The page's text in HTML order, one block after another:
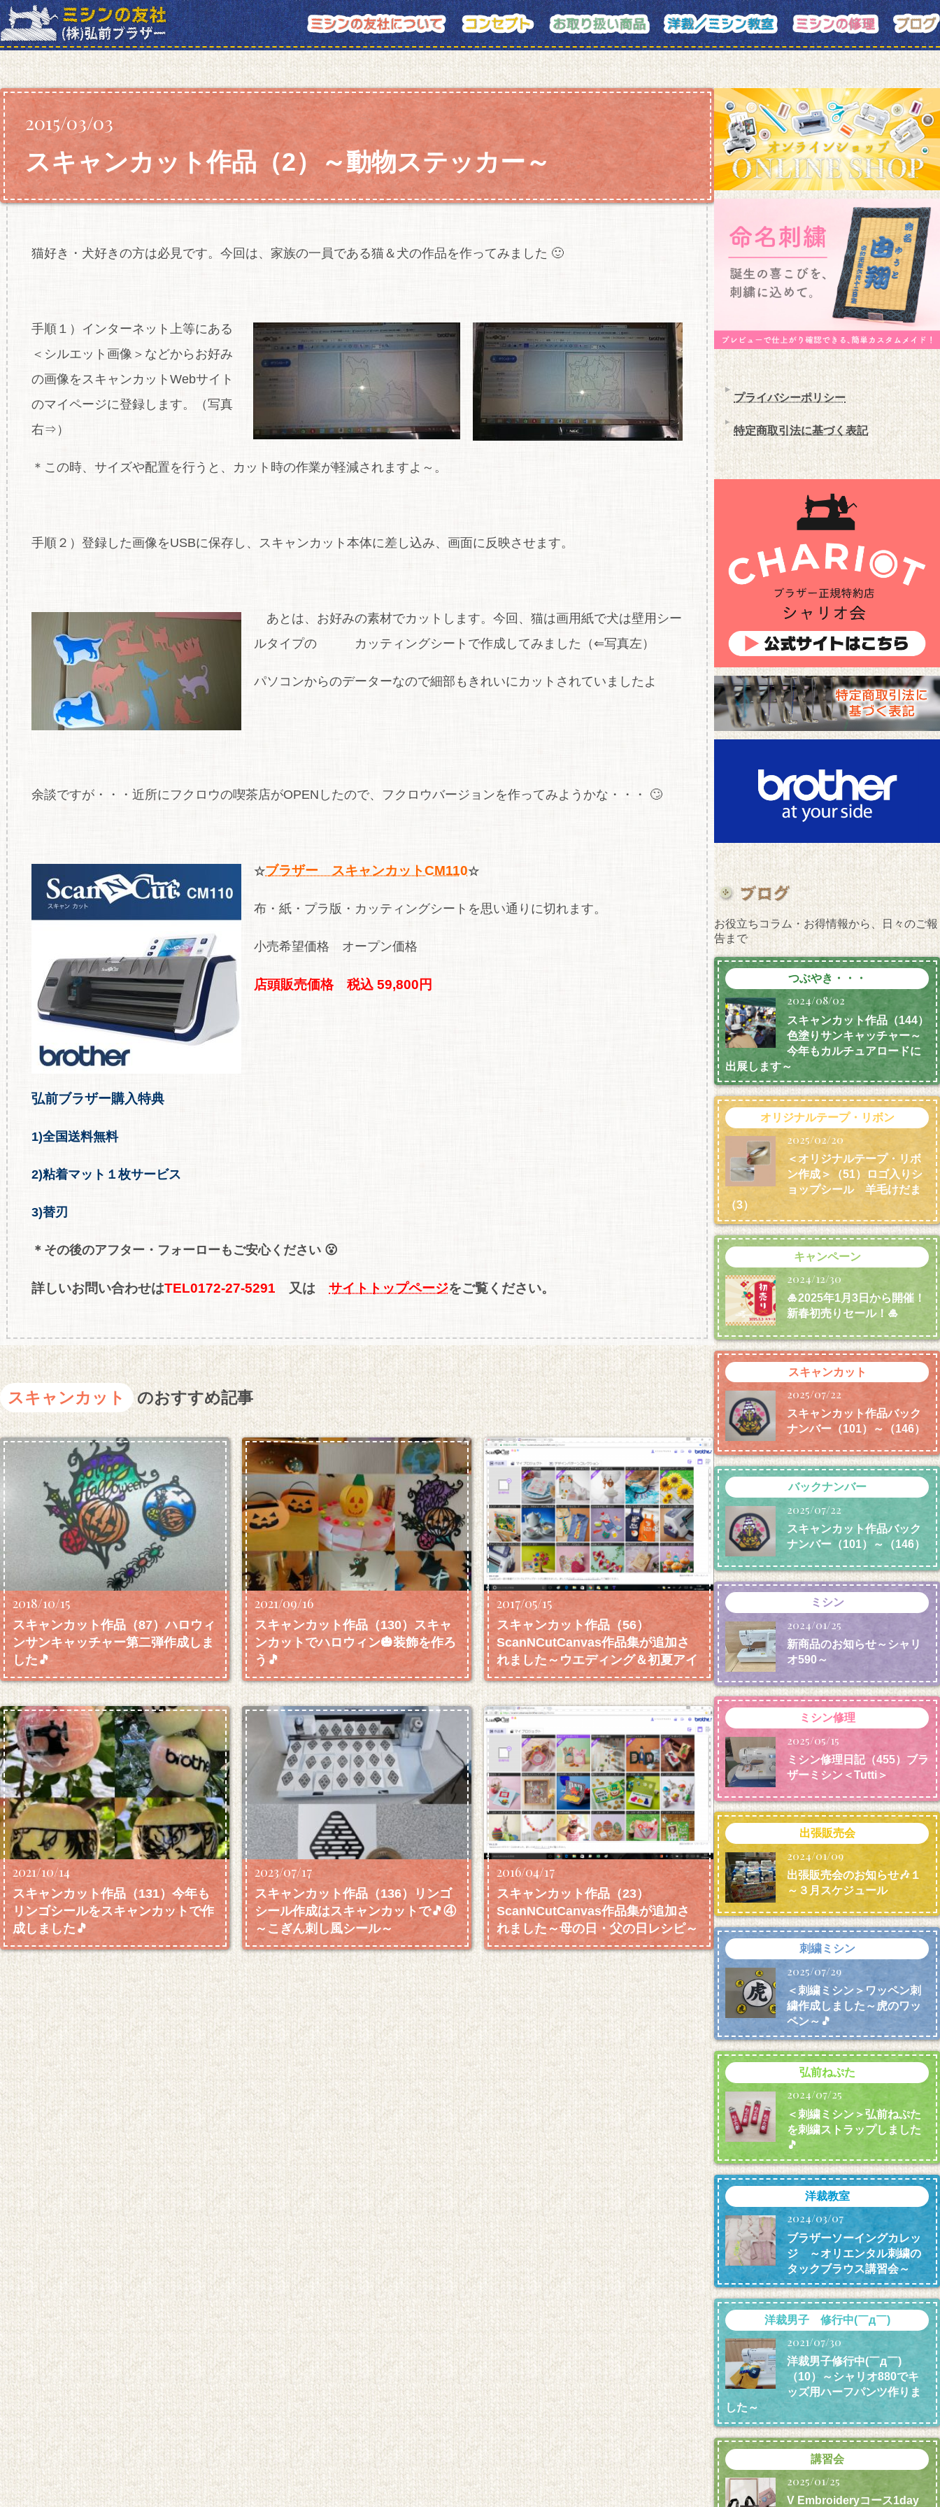
スキャンカット
2015/03/03
スキャンカット作品（2）～動物ステッカー～
猫好き・犬好きの方は必見です。今回は、家族の一員である猫＆犬の作品を作ってみました 🙂
手順１）インターネット上等にある
＜シルエット画像＞などからお好み
の画像をスキャンカットWebサイト
のマイページに登録します。（写真
右⇒）
＊この時、サイズや配置を行うと、カット時の作業が軽減されますよ～。
手順２）登録した画像をUSBに保存し、スキャンカット本体に差し込み、画面に反映させます。
あとは、お好みの素材でカットします。今回、猫は画用紙で犬は壁用シー
ルタイプの カッティングシートで作成してみました（⇐写真左）
パソコンからのデーターなので細部もきれいにカットされていましたよ
余談ですが・・・近所にフクロウの喫茶店がOPENしたので、フクロウバージョンを作ってみようかな・・・ 🙄
☆ブラザー スキャンカットCM110☆
布・紙・プラ版・カッティングシートを思い通りに切れます。
小売希望価格 オープン価格
店頭販売価格 税込 59,800円
弘前ブラザー購入特典
1)全国送料無料
2)粘着マット１枚サービス
3)替刃
＊その後のアフター・フォーローもご安心ください 😮
詳しいお問い合わせはTEL0172-27-5291 又は サイトトップページをご覧ください。
スキャンカット のおすすめ記事
2018/10/15
スキャンカット作品（87）ハロウィ
ンサンキャッチャー第二弾作成しま
した🎵
2021/09/16
スキャンカット作品（130）スキャ
ンカットでハロウィン🎃装飾を作ろ
う🎵
2017/05/15
スキャンカット作品（56）
ScanNCutCanvas作品集が追加さ
れました～ウエディング＆初夏アイ
テム等～
2021/10/14
スキャンカット作品（131）今年も
リンゴシールをスキャンカットで作
成しました🎵
2023/07/17
スキャンカット作品（136）リンゴ
シール作成はスキャンカットで🎵④
～こぎん刺し風シール～
2016/04/17
スキャンカット作品（23）
ScanNCutCanvas作品集が追加さ
れました～母の日・父の日レシピ～
プライバシーポリシー
特定商取引法に基づく表記
お役立ちコラム・お得情報から、日々のご報
告まで
つぶやき・・・
2024/08/02
スキャンカット作品（144）
色塗りサンキャッチャー～
今年もカルチュアロードに
出展します～
オリジナルテープ・リボン
2025/02/20
＜オリジナルテープ・リボ
ン作成＞（51）ロゴ入りシ
ョップシール 羊毛けだま
（3）
キャンペーン
2024/12/30
🎍2025年1月3日から開催！
新春初売りセール！🎍
スキャンカット
2025/07/22
スキャンカット作品バック
ナンバー（101）～（146）
バックナンバー
2025/07/22
スキャンカット作品バック
ナンバー（101）～（146）
ミシン
2024/01/25
新商品のお知らせ～シャリ
オ590～
ミシン修理
2025/05/15
ミシン修理日記（455）ブラ
ザーミシン＜Tutti＞
出張販売会
2024/01/09
出張販売会のお知らせ🎶１
～３月スケジュール
刺繍ミシン
2025/07/29
＜刺繍ミシン＞ワッペン刺
繍作成しました～虎のワッ
ペン～🎵
弘前ねぷた
2024/07/25
＜刺繍ミシン＞弘前ねぷた
を刺繍ストラップしました
🎵
洋裁教室
2024/03/07
ブラザーソーイングカレッ
ジ ～オリエンタル刺繍の
タックブラウス講習会～
洋裁男子 修行中(￣д￣)
2021/07/30
洋裁男子修行中(￣д￣)
（10）～シャリオ880でキ
ッズ用ハーフパンツ作りま
した～
講習会
2025/01/25
V Embroideryコース1day